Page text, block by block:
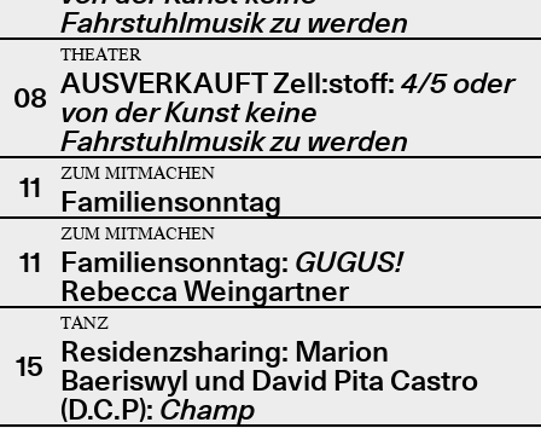
Fahrstuhlmusik zu werden
08
THEATER
AUSVERKAUFT Zell:stoff: 4/5 oder
von der Kunst keine
Fahrstuhlmusik zu werden
11
ZUM MITMACHEN
Familiensonntag
11
ZUM MITMACHEN
Familiensonntag: GUGUS!
Rebecca Weingartner
15
TANZ
Residenzsharing: Marion
Baeriswyl und David Pita Castro
(D.C.P): Champ